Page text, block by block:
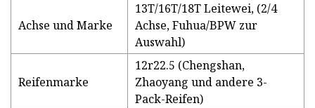
Achse und Marke
13T/16T/18T Leitewei, (2/4
Achse, Fuhua/BPW zur
Auswahl)
Reifenmarke
12r22.5 (Chengshan,
Zhaoyang und andere 3-
Pack-Reifen)